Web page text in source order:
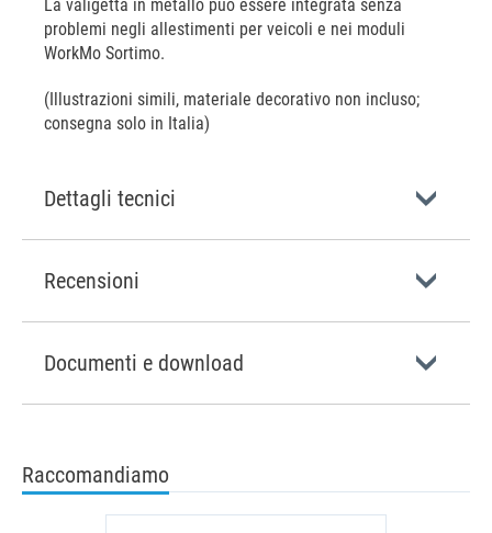
La valigetta in metallo può essere integrata senza
problemi negli allestimenti per veicoli e nei moduli
WorkMo Sortimo.
(Illustrazioni simili, materiale decorativo non incluso;
consegna solo in Italia)
Dettagli tecnici
Recensioni
Documenti e download
Raccomandiamo